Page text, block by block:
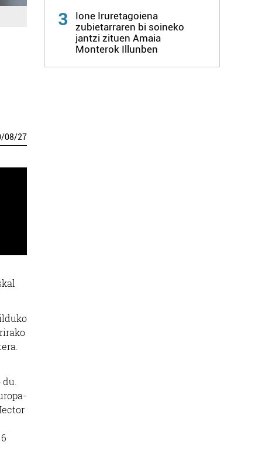
/08/27
3
Ione Iruretagoiena
zubietarraren bi soineko
jantzi zituen Amaia
Monterok Illunben